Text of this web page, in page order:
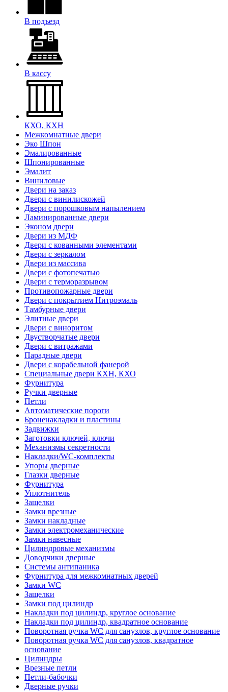
В подъезд
В кассу
КХО, КХН
Межкомнатные двери
Эко Шпон
Эмалированные
Шпонированные
Эмалит
Виниловые
Двери на заказ
Двери с винилискожей
Двери с порошковым напылением
Ламинированные двери
Эконом двери
Двери из МДФ
Двери с кованными элементами
Двери с зеркалом
Двери из массива
Двери с фотопечатью
Двери с терморазрывом
Противопожарные двери
Двери с покрытием Нитроэмаль
Тамбурные двери
Элитные двери
Двери с виноритом
Двустворчатые двери
Двери с витражами
Парадные двери
Двери с корабельной фанерой
Специальные двери КХН, КХО
Фурнитура
Ручки дверные
Петли
Автоматические пороги
Броненакладки и пластины
Задвижки
Заготовки ключей, ключи
Механизмы секретности
Накладки/WC-комплекты
Упоры дверные
Глазки дверные
Фурнитура
Уплотнитель
Защелки
Замки врезные
Замки накладные
Замки электромеханические
Замки навесные
Цилиндровые механизмы
Доводчики дверные
Системы антипаника
Фурнитура для межкомнатных дверей
Замки WC
Защелки
Замки под цилиндр
Накладки под цилиндр, круглое основание
Накладки под цилиндр, квадратное основание
Поворотная ручка WC для санузлов, круглое основание
Поворотная ручка WC для санузлов, квадратное
основание
Цилиндры
Врезные петли
Петли-бабочки
Дверные ручки